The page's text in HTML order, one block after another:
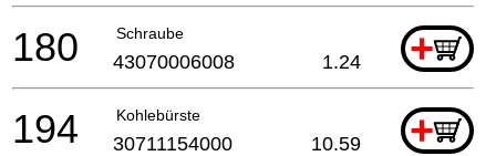
Schraube +
180 43070006008 1.24
Kohlebürste +
194 30711154000 10.59